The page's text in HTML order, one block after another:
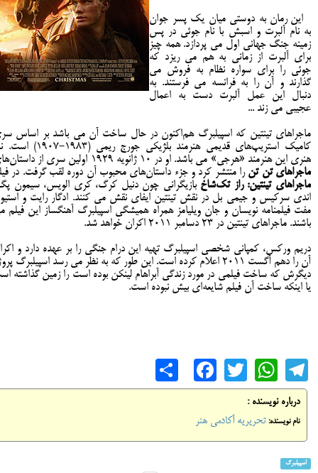
Main Menu
Plataforma Steam
ForoGuate
ForoCarros
این رمان به دوستی میان یک پسر جوان
به نام آلبرت و اسبش با نام جوئی در پس
زمینه جنگ جهانی اول می پردازد. همه چیز
برای آلبرت از زمانی به هم می ریزد که
جوئی را برای سواره نظام به فروش می
گذارند و آن را به فرانسه می فرستند. به
دنبال این عمل آلبرت دست به اعمال
عجیبی می زند ...
ماجراهای تینتین که اسپیلبرگ هماکنون در حال ساخت آن می باشد بر اساس
کامیک استریپ
های قدیمی هنرمند بلژیکی جورج ریمی (1983-
هنری این هنرمند «هرجی» می باشد. او در 10 ژانویه 1929 اولین سری از داستان
ماجراهای تن تن را منتشر کرد و جزء داستانهای محبوب آن دوره لقب گرفت. در
ماجراهای تینتین: راز تکشاخ بازیگرانی چون دنیل کرگ، کری الویس، سیمون
اندی سرکیس و جیمی بل در نقش تینتین ایفای نقش می کنند. ادگار رایت و
مفت فیلمنامه نویسان و جان ویلیامز همراه همیشگی اسپیلبرگ آهنگساز این فیلم
باشند. ماجراهای تینتین در 23 دسامبر 2011 اکران خواهد شد.
دریم ورکس، کمپانی شخصی اسپیلبرگ تهیه این درام جنگی را بر عهده دارد و
آن را دهم آگست 2011 اعلام کرده است. این طور که به نظر می رسد اسپیلبرگ
دیگرش که ساخت فیلمی در مورد زندگی آبراهام لینکن بوده است را زمین گذاشته
یا اینکه ساخت آن فیلم شایعهای بیش نبوده است.
Telegram
WhatsApp
Twitter
Facebook
درباره نویسنده :
نام نویسنده: تحریریه آکادمی هنر
اسپیلبرگ